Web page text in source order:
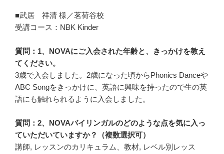
■武居 祥清 様／茗荷谷校
受講コース：NBK Kinder
質問：1、NOVAにご入会された年齢と、きっかけを教え
てください。
3歳で入会しました。2歳になった頃からPhonics Danceや
ABC Songをきっかけに、英語に興味を持ったので生の英
語にも触れられるように入会しました。
質問：2、NOVAバイリンガルのどのような点を気に入っ
ていただいていますか？（複数選択可）
講師, レッスンのカリキュラム、教材, レベル別レッス